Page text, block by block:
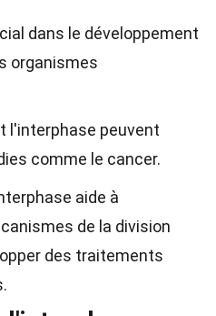
dans le développement
organismes
l'interphase peuvent
comme le cancer.
aide à
de la division
des traitements